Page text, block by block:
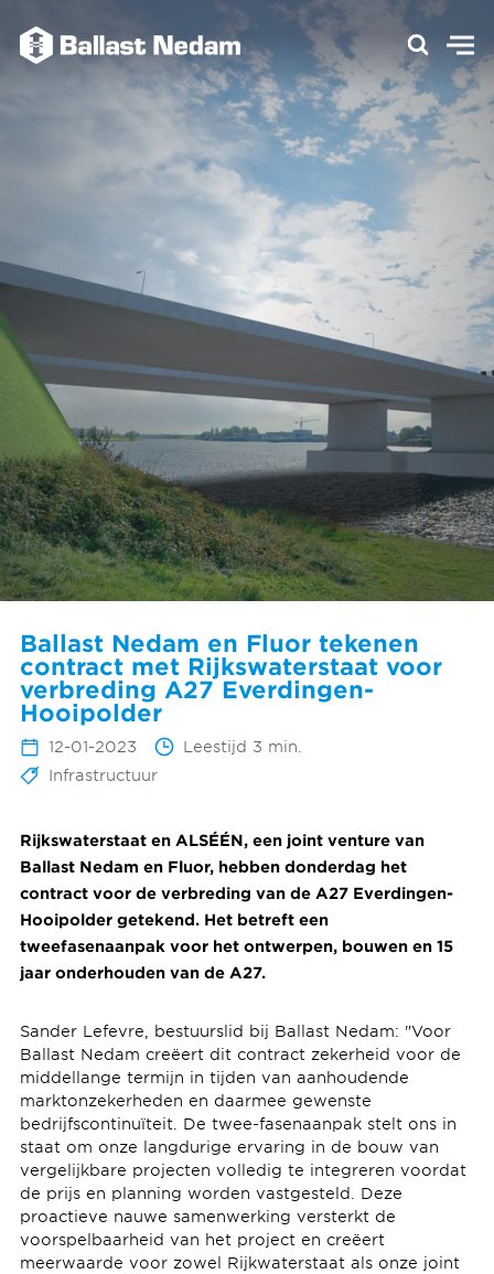
Ballast Nedam en Fluor tekenen
contract met Rijkswaterstaat voor
verbreding A27 Everdingen-
Hooipolder
12-01-2023
Leestijd 3 min.
Infrastructuur
Rijkswaterstaat en ALSÉÉN, een joint venture van
Ballast Nedam en Fluor, hebben donderdag het
contract voor de verbreding van de A27 Everdingen-
Hooipolder getekend. Het betreft een
tweefasenaanpak voor het ontwerpen, bouwen en 15
jaar onderhouden van de A27.
Sander Lefevre, bestuurslid bij Ballast Nedam: "Voor
Ballast Nedam creëert dit contract zekerheid voor de
middellange termijn in tijden van aanhoudende
marktonzekerheden en daarmee gewenste
bedrijfscontinuïteit. De twee-fasenaanpak stelt ons in
staat om onze langdurige ervaring in de bouw van
vergelijkbare projecten volledig te integreren voordat
de prijs en planning worden vastgesteld. Deze
proactieve nauwe samenwerking versterkt de
voorspelbaarheid van het project en creëert
meerwaarde voor zowel Rijkwaterstaat als onze joint